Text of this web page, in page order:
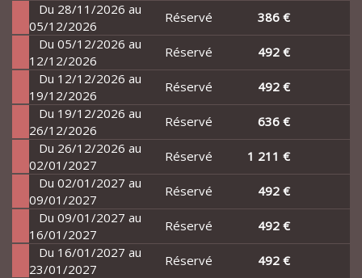
Du 28/11/2026 au
05/12/2026
Réservé
386 €
Du 05/12/2026 au
12/12/2026
Réservé
492 €
Du 12/12/2026 au
19/12/2026
Réservé
492 €
Du 19/12/2026 au
26/12/2026
Réservé
636 €
Du 26/12/2026 au
02/01/2027
Réservé
1 211 €
Du 02/01/2027 au
09/01/2027
Réservé
492 €
Du 09/01/2027 au
16/01/2027
Réservé
492 €
Du 16/01/2027 au
23/01/2027
Réservé
492 €